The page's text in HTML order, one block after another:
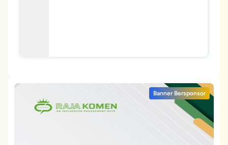
Banner Bersponsor